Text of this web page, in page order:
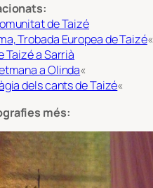
de Taizé
Trobada Europea de Taizé«
Taizé a Sarrià
a Olinda«
dels cants de Taizé«
més: